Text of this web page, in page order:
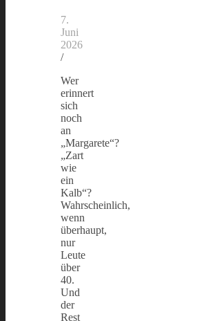
7.
Juni
2026
/
Wer
erinnert
sich
noch
an
„Margarete“?
„Zart
wie
ein
Kalb“?
Wahrscheinlich,
wenn
überhaupt,
nur
Leute
über
40.
Und
der
Rest